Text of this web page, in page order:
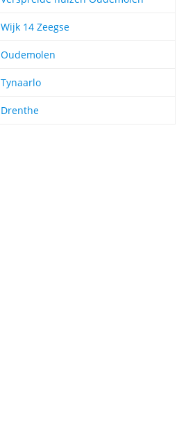
Wijk 14 Zeegse
Oudemolen
Tynaarlo
Drenthe